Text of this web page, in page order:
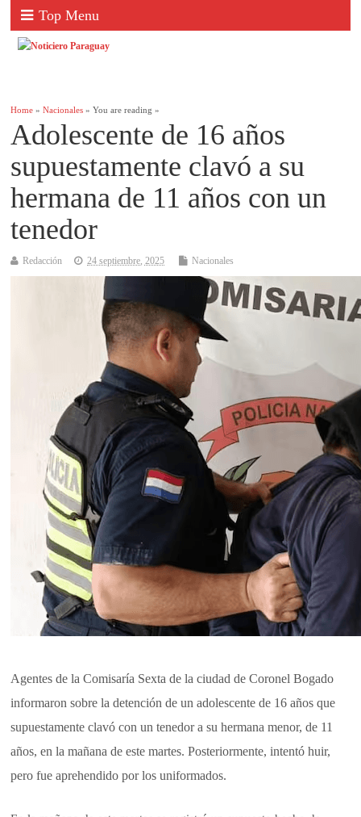
Top Menu
Home »Nacionales » You are reading »
Adolescente de 16 años
supuestamente clavó a su
hermana de 11 años con un
tenedor
Redacción 24 septiembre, 2025 Nacionales
Agentes de la Comisaría Sexta de la ciudad de Coronel Bogado
informaron sobre la detención de un adolescente de 16 años que
supuestamente clavó con un tenedor a su hermana menor, de 11
años, en la mañana de este martes. Posteriormente, intentó huir,
pero fue aprehendido por los uniformados.